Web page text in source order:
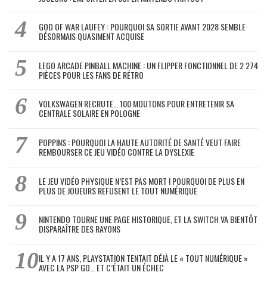
GOD OF WAR LAUFEY : POURQUOI SA SORTIE AVANT 2028 SEMBLE
DÉSORMAIS QUASIMENT ACQUISE
LEGO ARCADE PINBALL MACHINE : UN FLIPPER FONCTIONNEL DE 2 274
PIÈCES POUR LES FANS DE RÉTRO
VOLKSWAGEN RECRUTE… 100 MOUTONS POUR ENTRETENIR SA
CENTRALE SOLAIRE EN POLOGNE
POPPINS : POURQUOI LA HAUTE AUTORITÉ DE SANTÉ VEUT FAIRE
REMBOURSER CE JEU VIDÉO CONTRE LA DYSLEXIE
LE JEU VIDÉO PHYSIQUE N’EST PAS MORT ! POURQUOI DE PLUS EN
PLUS DE JOUEURS REFUSENT LE TOUT NUMÉRIQUE
NINTENDO TOURNE UNE PAGE HISTORIQUE, ET LA SWITCH VA BIENTÔT
DISPARAÎTRE DES RAYONS
IL Y A 17 ANS, PLAYSTATION TENTAIT DÉJÀ LE « TOUT NUMÉRIQUE »
AVEC LA PSP GO… ET C’ÉTAIT UN ÉCHEC